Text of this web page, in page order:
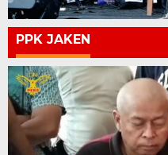
PPK JAKEN